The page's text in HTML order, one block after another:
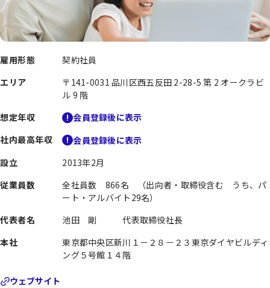
雇用形態
契約社員
エリア
〒141-0031 品川区西五反田 2-28-5 第 2 オークラビ
ル 9 階
想定年収
会員登録後に表示
社内最高年収
会員登録後に表示
設立
2013年2月
従業員数
全社員数 866名 （出向者・取締役含む うち、パ
ート・アルバイト29名）
代表者名
池田 剛 代表取締役社長
本社
東京都中央区新川１－２８－２３東京ダイヤビルディ
ング５号館１４階
ウェブサイト